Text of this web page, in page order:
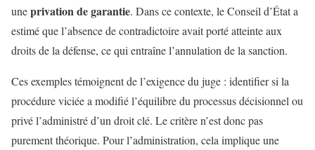
uneprivation de garantie. Dans ce contexte, le Conseil d’État a
estimé que l’absence de contradictoire avait porté atteinte aux
droits de la défense, ce qui entraîne l’annulation de la sanction.
Ces exemples témoignent de l’exigence du juge : identifier si la
procédure viciée a modifié l’équilibre du processus décisionnel ou
privé l’administré d’un droit clé. Le critère n’est donc pas
purement théorique. Pour l’administration, cela implique une